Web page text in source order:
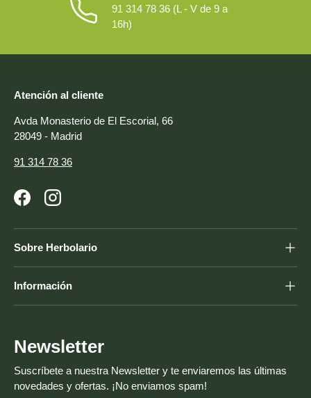
91 314 78 36 (L - V de 9 a
16h)
Atención al cliente
Avda Monasterio de El Escorial, 66
28049 - Madrid
91 314 78 36
FacebookInstagram
Sobre Herbolario
Información
Newsletter
Suscríbete a nuestra Newsletter y te enviaremos las últimas
novedades y ofertas. ¡No enviamos spam!